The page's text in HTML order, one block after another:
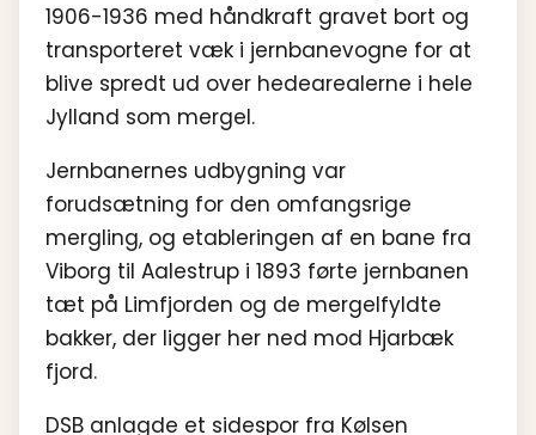
1906-1936 med håndkraft gravet bort og
transporteret væk i jernbanevogne for at
blive spredt ud over hedearealerne i hele
Jylland som mergel.
Jernbanernes udbygning var
forudsætning for den omfangsrige
mergling, og etableringen af en bane fra
Viborg til Aalestrup i 1893 førte jernbanen
tæt på Limfjorden og de mergelfyldte
bakker, der ligger her ned mod Hjarbæk
fjord.
DSB anlagde et sidespor fra Kølsen